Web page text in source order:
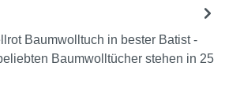
Baumwolltuch in bester Batist -
Baumwolltücher stehen in 25